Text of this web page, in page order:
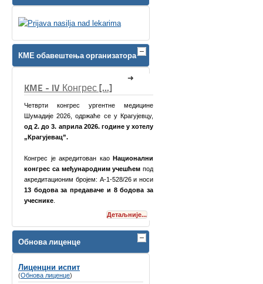
КМЕ обавештења организатора
хотелу
под
и носи
за
КМЕ Симпозијум [...]
одржати8-9. март 2024. године у Хотелу
Детаљније...
Обнова лиценце
Лиценцни испит
(Обнова лиценце)